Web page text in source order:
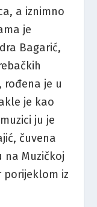
a iznimno
je
Bagarić,
rođena je u
je kao
ju je
čuvena
na Muzičkoj
porijeklom iz